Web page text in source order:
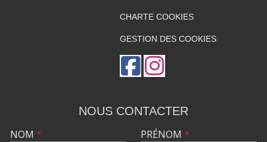
CHARTE COOKIES
GESTION DES COOKIES
NOUS CONTACTER
NOM * PRÉNOM *